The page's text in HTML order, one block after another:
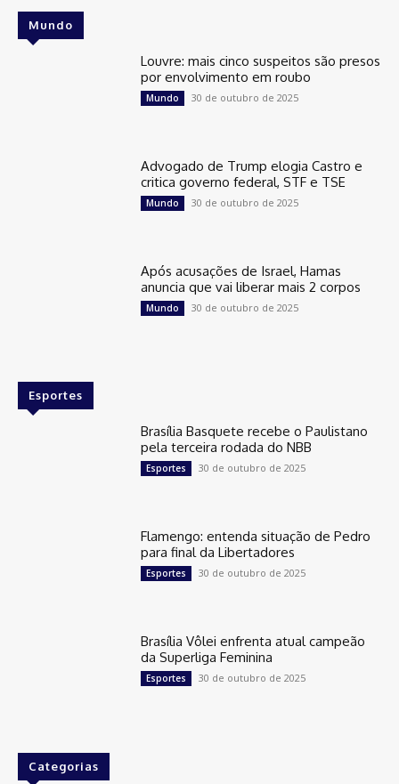
Mundo
Louvre: mais cinco suspeitos são presos
por envolvimento em roubo
Mundo 30 de outubro de 2025
Advogado de Trump elogia Castro e
critica governo federal, STF e TSE
Mundo 30 de outubro de 2025
Após acusações de Israel, Hamas
anuncia que vai liberar mais 2 corpos
Mundo 30 de outubro de 2025
Esportes
Brasília Basquete recebe o Paulistano
pela terceira rodada do NBB
Esportes 30 de outubro de 2025
Flamengo: entenda situação de Pedro
para final da Libertadores
Esportes 30 de outubro de 2025
Brasília Vôlei enfrenta atual campeão
da Superliga Feminina
Esportes 30 de outubro de 2025
Categorias